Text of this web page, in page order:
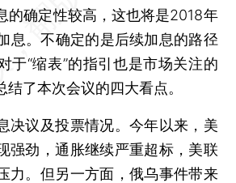
的确定性较高，这也将是2018年
息。不确定的是后续加息的路径
于“缩表”的指引也是市场关注的
了本次会议的四大看点。
议及投票情况。今年以来，美
强劲，通胀继续严重超标，美联
力。但另一方面，俄乌事件带来